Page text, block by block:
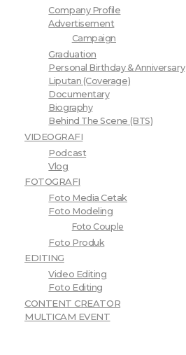
Company Profile
Advertisement
Campaign
Graduation
Personal Birthday & Anniversary
Liputan (Coverage)
Documentary
Biography
Behind The Scene (BTS)
VIDEOGRAFI
Podcast
Vlog
FOTOGRAFI
Foto Media Cetak
Foto Modeling
Foto Couple
Foto Produk
EDITING
Video Editing
Foto Editing
CONTENT CREATOR
MULTICAM EVENT